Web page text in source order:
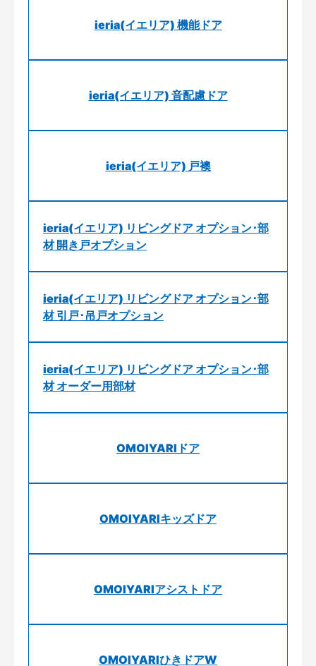
ieria(イエリア) 機能ドア
ieria(イエリア) 音配慮ドア
ieria(イエリア) 戸襖
ieria(イエリア) リビングドア オプション･部
材 開き戸オプション
ieria(イエリア) リビングドア オプション･部
材 引戸･吊戸オプション
ieria(イエリア) リビングドア オプション･部
材 オーダー用部材
OMOIYARIドア
OMOIYARIキッズドア
OMOIYARIアシストドア
OMOIYARIひきドアW